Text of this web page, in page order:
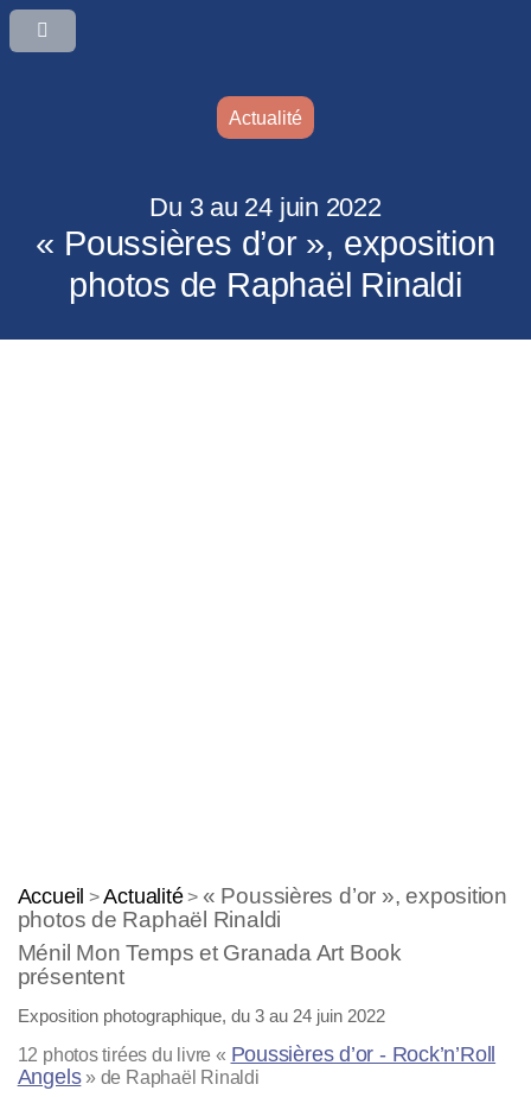
Actualité
Du 3 au 24 juin 2022
« Poussières d’or », exposition
photos de Raphaël Rinaldi
Accueil >Actualité> « Poussières d’or », exposition
photos de Raphaël Rinaldi
Ménil Mon Temps et Granada Art Book
présentent
Exposition photographique, du 3 au 24 juin 2022
12 photos tirées du livre « Poussières d’or - Rock’n’Roll
Angels» de Raphaël Rinaldi